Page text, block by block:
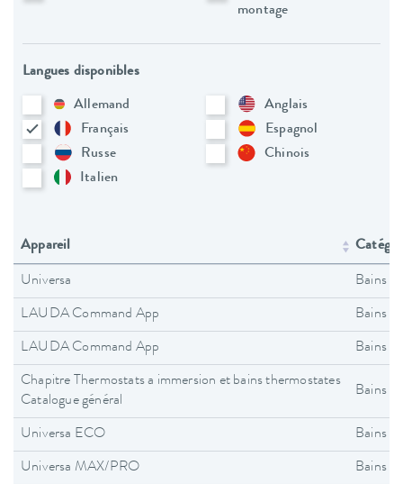
montage
Langues disponibles
Allemand
Anglais
Français
Espagnol
Russe
Chinois
Italien
Appareil
Universa Bains
LAUDA Command App Bains
LAUDA Command App Bains
Chapitre Thermostats a immersion et bains thermostates
Catalogue général
Bains
Universa ECO Bains
Universa MAX/PRO Bains